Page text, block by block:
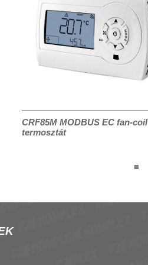
CRF85M MODBUS EC fan-coil
termosztát